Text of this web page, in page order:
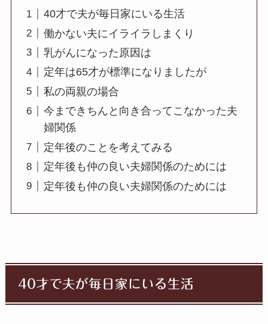
40才で夫が毎日家にいる生活
働かない夫にイライラしまくり
乳がんになった原因は
定年は65才が標準になりましたが
私の両親の場合
今まできちんと向き合ってこなかった夫
婦関係
定年後のことを考えてみる
定年後も仲の良い夫婦関係のためには
定年後も仲の良い夫婦関係のためには
40才で夫が毎日家にいる生活